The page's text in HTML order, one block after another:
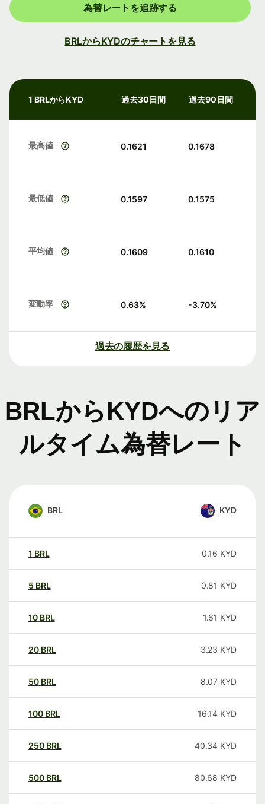
為替レートを追跡する
BRLからKYDのチャートを見る
1 BRLからKYD 過去30日間 過去90日間
最高値 0.1621 0.1678
最低値 0.1597 0.1575
平均値 0.1609 0.1610
変動率 0.63% -3.70%
過去の履歴を見る
BRLからKYDへのリア
ルタイム為替レート
BRL KYD
1 BRL 0.16 KYD
5 BRL 0.81 KYD
10 BRL 1.61 KYD
20 BRL 3.23 KYD
50 BRL 8.07 KYD
100 BRL 16.14 KYD
250 BRL 40.34 KYD
500 BRL 80.68 KYD